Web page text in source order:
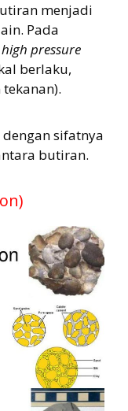
menjadi
Pada
high pressure
berlaku,
sifatnya
butiran.